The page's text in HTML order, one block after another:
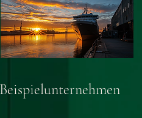
Beispielunternehmen